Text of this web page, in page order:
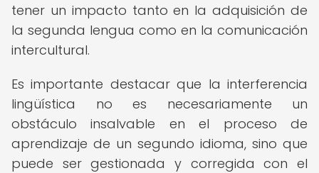
tener un impacto tanto en la adquisición de
la segunda lengua como en la comunicación
intercultural.
Es importante destacar que la interferencia
lingüística no es necesariamente un
obstáculo insalvable en el proceso de
aprendizaje de un segundo idioma, sino que
puede ser gestionada y corregida con el